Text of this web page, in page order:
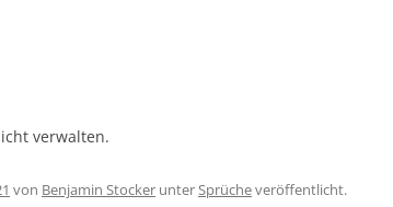
verwalten.
von Benjamin Stocker unterSprücheveröffentlicht.